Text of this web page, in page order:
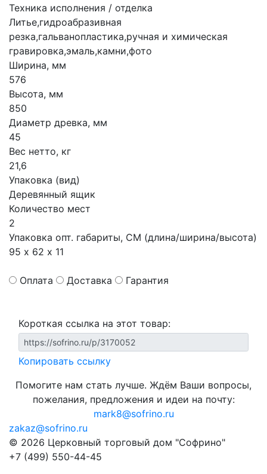
Техника исполнения / отделка
Литье,гидроабразивная
резка,гальванопластика,ручная и химическая
гравировка,эмаль,камни,фото
Ширина, мм
576
Высота, мм
850
Диаметр древка, мм
45
Вес нетто, кг
21,6
Упаковка (вид)
Деревянный ящик
Количество мест
2
Упаковка опт. габариты, СМ (длина/ширина/высота)
95 х 62 х 11
Оплата Доставка Гарантия
Короткая ссылка на этот товар:
Копировать ссылку
Помогите нам стать лучше. Ждём Ваши вопросы,
пожелания, предложения и идеи на почту:
mark8@sofrino.ru
zakaz@sofrino.ru
© 2026 Церковный торговый дом "Софрино"
+7 (499) 550-44-45